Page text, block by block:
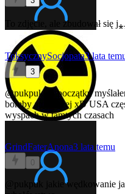
To zdjęcie, ale zbudował się
ToksycznySocjopata3 lata
3
@pukpukna początku
bomby atomowej xD USA
wyspach w tamtych czasach
GrindFaterAnona3 lata temu
0
@pukpuk
jakie wędkowanie